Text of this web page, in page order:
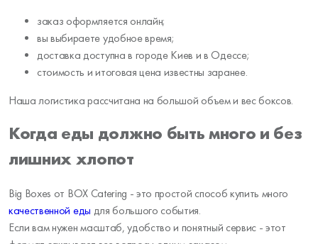
заказ оформляется онлайн;
вы выбираете удобное время;
доставка доступна в городе Киев и в Одессе;
стоимость и итоговая цена известны заранее.
Наша логистика рассчитана на большой объем и вес боксов.
Когда еды должно быть много и без
лишних хлопот
Big Boxes от BOX Catering - это простой способ купить много
качественной еды для большого события.
Если вам нужен масштаб, удобство и понятный сервис - этот